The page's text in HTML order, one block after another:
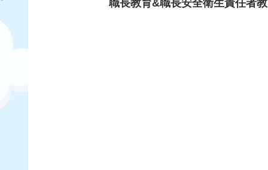
職長教育&職長安全衛生責任者